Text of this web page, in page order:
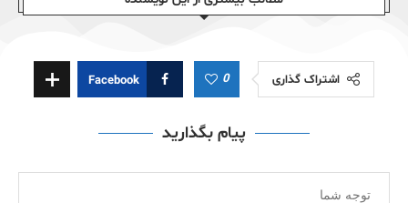
اشتراک گذاری 0
Facebook
پیام بگذارید